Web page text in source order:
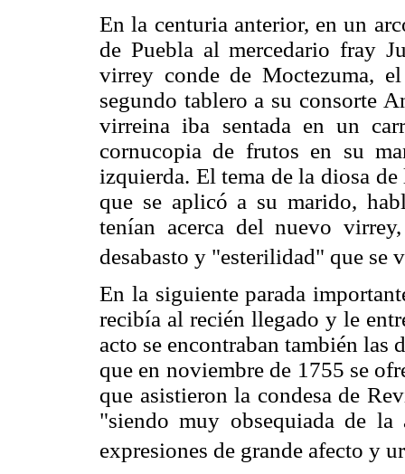
En la centuria anterior, en un
de Puebla al mercedario fray
virrey conde de Moctezuma,
segundo tablero a su consorte
virreina iba sentada en un
cornucopia de frutos en su
izquierda. El tema de la diosa
que se aplicó a su marido,
tenían acerca del nuevo
desabasto y "esterilidad" que se
En la siguiente parada
recibía al recién llegado y le
acto se encontraban también las
que en noviembre de 1755 se
que asistieron la condesa de
"siendo muy obsequiada de
expresiones de grande afecto y